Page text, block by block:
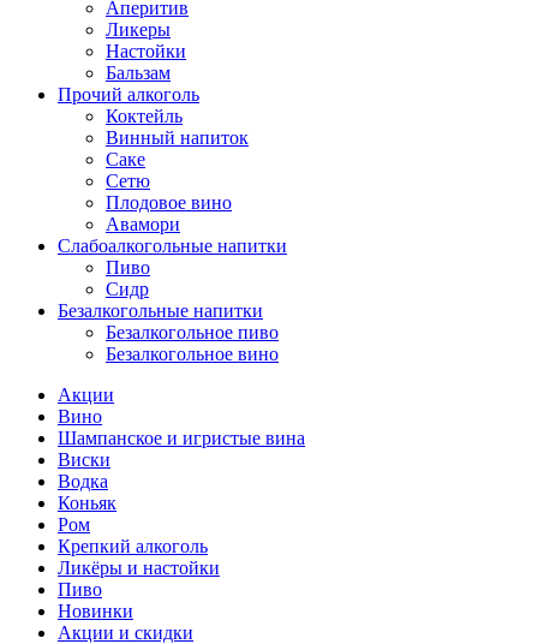
Аперитив
Ликеры
Настойки
Бальзам
Прочий алкоголь
Коктейль
Винный напиток
Саке
Сетю
Плодовое вино
Авамори
Слабоалкогольные напитки
Пиво
Сидр
Безалкогольные напитки
Безалкогольное пиво
Безалкогольное вино
Акции
Вино
Шампанское и игристые вина
Виски
Водка
Коньяк
Ром
Крепкий алкоголь
Ликёры и настойки
Пиво
Новинки
Акции и скидки